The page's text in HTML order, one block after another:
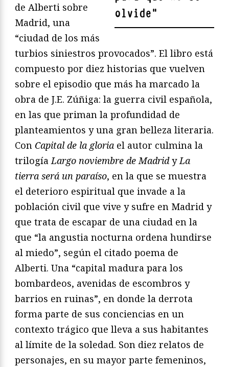
olvide"
de Alberti sobre
Madrid, una
“ciudad de los más
turbios siniestros provocados”. El libro está
compuesto por diez historias que vuelven
sobre el episodio que más ha marcado la
obra de J.E. Zúñiga: la guerra civil española,
en las que priman la profundidad de
planteamientos y una gran belleza literaria.
Con Capital de la gloria el autor culmina la
trilogíaLargo noviembre de MadridyLa
tierra será un paraíso, en la que se muestra
el deterioro espiritual que invade a la
población civil que vive y sufre en Madrid y
que trata de escapar de una ciudad en la
que “la angustia nocturna ordena hundirse
al miedo”, según el citado poema de
Alberti. Una “capital madura para los
bombardeos, avenidas de escombros y
barrios en ruinas”, en donde la derrota
forma parte de sus conciencias en un
contexto trágico que lleva a sus habitantes
al límite de la soledad. Son diez relatos de
personajes, en su mayor parte femeninos,